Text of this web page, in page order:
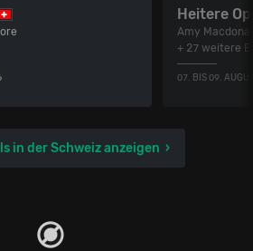
Heitere
Amy
+ 27 weitere
07. BIS 09.
in der Schweiz anzeigen